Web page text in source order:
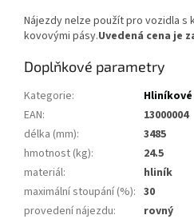
Nájezdy nelze použít pro vozidla s
kovovými pásy.Uvedená cena je
Doplňkové parametry
Kategorie:
EAN:
13000004
délka (mm):
3485
hmotnost (kg):
24.5
materiál:
hliník
maximální stoupání (%): 30
provedení nájezdu:
rovný